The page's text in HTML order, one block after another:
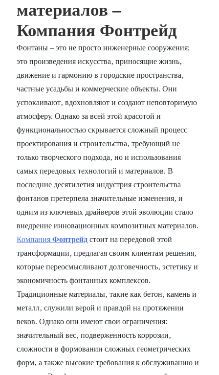
материалов –
Компания Фонтрейд
Фонтаны – это не просто инженерные сооружения;
это произведения искусства‚ приносящие жизнь‚
движение и гармонию в городские пространства‚
частные усадьбы и коммерческие объекты. Они
успокаивают‚ вдохновляют и создают неповторимую
атмосферу. Однако за всей этой красотой и
функциональностью скрывается сложный процесс
проектирования и строительства‚ требующий не
только творческого подхода‚ но и использования
самых передовых технологий и материалов. В
последние десятилетия индустрия строительства
фонтанов претерпела значительные изменения‚ и
одним из ключевых драйверов этой эволюции стало
внедрение инновационных композитных материалов.
КомпанияФонтрейд стоит на передовой этой
трансформации‚ предлагая своим клиентам решения‚
которые переосмысливают долговечность‚ эстетику и
экономичность фонтанных комплексов.
Традиционные материалы‚ такие как бетон‚ камень и
металл‚ служили верой и правдой на протяжении
веков. Однако они имеют свои ограничения:
значительный вес‚ подверженность коррозии‚
сложности в формовании сложных геометрических
форм‚ а также высокие требования к обслуживанию и